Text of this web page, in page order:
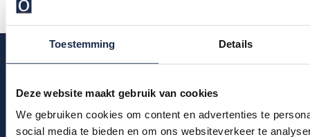
Toestemming Details
Deze website maakt gebruik van cookies
We gebruiken cookies om content en advertenties te
social media te bieden en om ons websiteverkeer te
Klantenservice